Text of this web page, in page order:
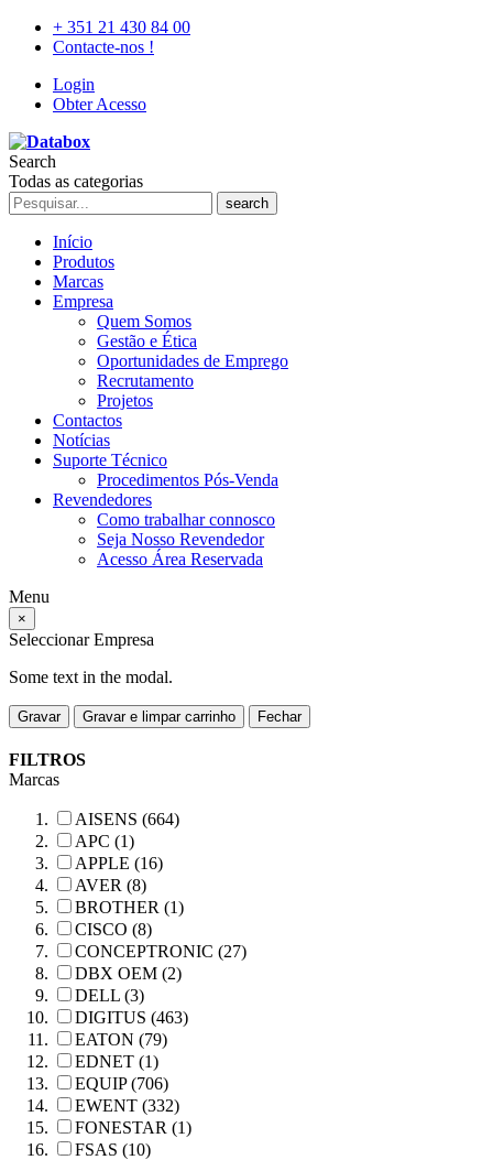
+ 351 21 430 84 00
Contacte-nos !
Login
Obter Acesso
Search
Todas as categorias
search
Início
Produtos
Marcas
Empresa
Quem Somos
Gestão e Ética
Oportunidades de Emprego
Recrutamento
Projetos
Contactos
Notícias
Suporte Técnico
Procedimentos Pós-Venda
Revendedores
Como trabalhar connosco
Seja Nosso Revendedor
Acesso Área Reservada
Menu
×
Seleccionar Empresa
Some text in the modal.
Gravar Gravar e limpar carrinho Fechar
FILTROS
Marcas
AISENS (664)
APC (1)
APPLE (16)
AVER (8)
BROTHER (1)
CISCO (8)
CONCEPTRONIC (27)
DBX OEM (2)
DELL (3)
DIGITUS (463)
EATON (79)
EDNET (1)
EQUIP (706)
EWENT (332)
FONESTAR (1)
FSAS (10)